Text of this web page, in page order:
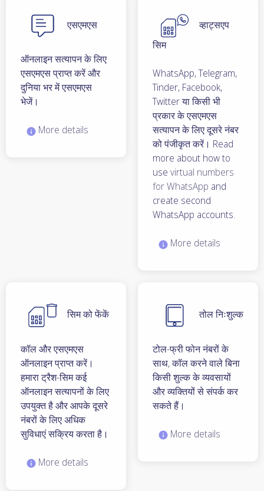
एसएमएस
ऑनलाइन सत्यापन के लिए
एसएमएस प्राप्त करें और
दुनिया भर में एसएमएस
भेजें।
More details
व्हाट्सएप
सिम
WhatsApp, Telegram,
Tinder, Facebook,
Twitter या किसी भी
प्रकार के एसएमएस
सत्यापन के लिए दूसरे नंबर
को पंजीकृत करें। Read
more about how to
use virtual numbers
for WhatsApp and
create second
WhatsApp accounts.
More details
सिम को फेंकें
कॉल और एसएमएस
ऑनलाइन प्राप्त करें।
हमारा ट्रैश-सिम कई
ऑनलाइन सत्यापनों के लिए
उपयुक्त है और आपके दूसरे
नंबरों के लिए अधिक
सुविधाएं सक्रिय करता है।
More details
तोल निःशुल्क
टोल-फ्री फोन नंबरों के
साथ, कॉल करने वाले बिना
किसी शुल्क के व्यवसायों
और व्यक्तियों से संपर्क कर
सकते हैं।
More details